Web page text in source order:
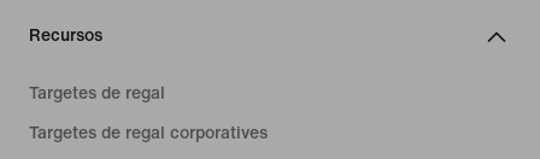
Recursos
Targetes de regal
Targetes de regal corporatives